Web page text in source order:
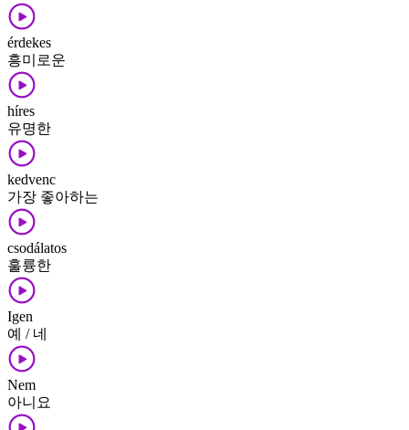
érdekes
흥미로운
híres
유명한
kedvenc
가장 좋아하는
csodálatos
훌륭한
Igen
예 / 네
Nem
아니요